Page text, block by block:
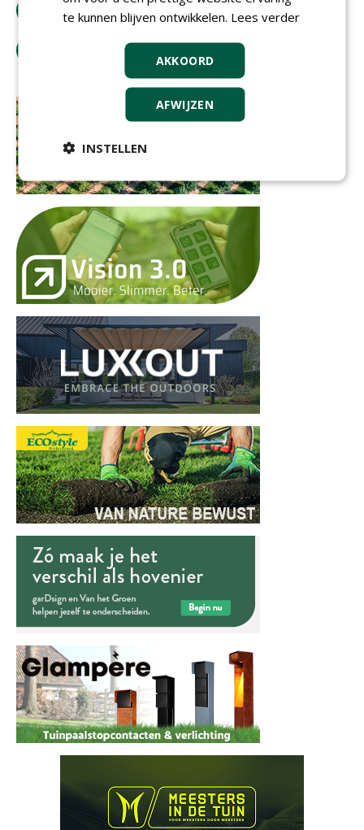
bestel tijdschrift
tip de redactie
te kunnen blijven ontwikkelen. Lees verder
AKKOORD
AFWIJZEN
INSTELLEN